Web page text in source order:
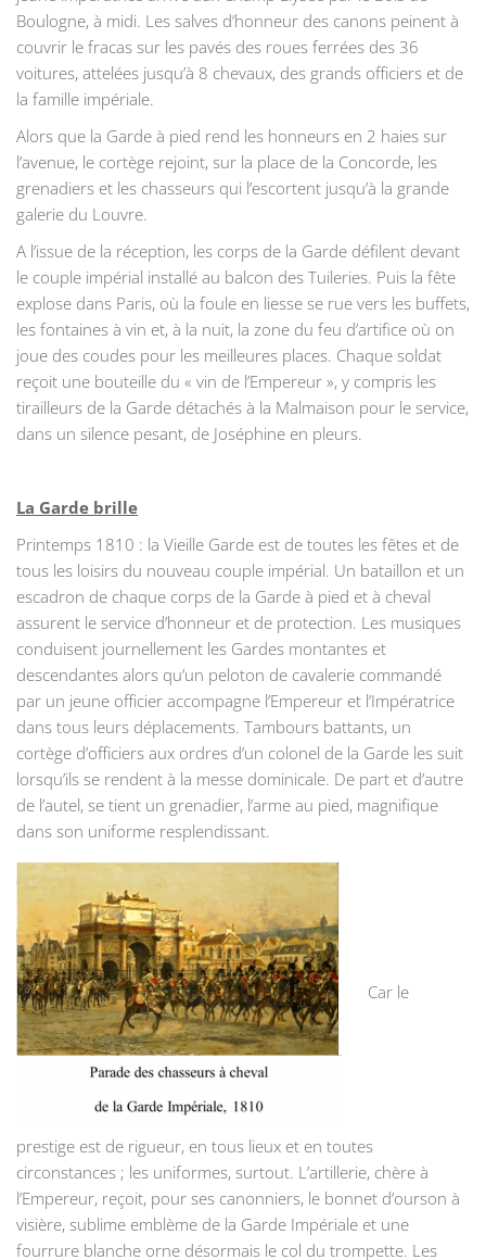
Boulogne, à midi. Les salves d’honneur des canons peinent à
couvrir le fracas sur les pavés des roues ferrées des 36
voitures, attelées jusqu’à 8 chevaux, des grands officiers et de
la famille impériale.
Alors que la Garde à pied rend les honneurs en 2 haies sur
l’avenue, le cortège rejoint, sur la place de la Concorde, les
grenadiers et les chasseurs qui l’escortent jusqu’à la grande
galerie du Louvre.
A l’issue de la réception, les corps de la Garde défilent devant
le couple impérial installé au balcon des Tuileries. Puis la fête
explose dans Paris, où la foule en liesse se rue vers les buffets,
les fontaines à vin et, à la nuit, la zone du feu d’artifice où on
joue des coudes pour les meilleures places. Chaque soldat
reçoit une bouteille du « vin de l’Empereur », y compris les
tirailleurs de la Garde détachés à la Malmaison pour le service,
dans un silence pesant, de Joséphine en pleurs.
La Garde brille
Printemps 1810 : la Vieille Garde est de toutes les fêtes et de
tous les loisirs du nouveau couple impérial. Un bataillon et un
escadron de chaque corps de la Garde à pied et à cheval
assurent le service d’honneur et de protection. Les musiques
conduisent journellement les Gardes montantes et
descendantes alors qu’un peloton de cavalerie commandé
par un jeune officier accompagne l’Empereur et l’Impératrice
dans tous leurs déplacements. Tambours battants, un
cortège d’officiers aux ordres d’un colonel de la Garde les suit
lorsqu’ils se rendent à la messe dominicale. De part et d’autre
de l’autel, se tient un grenadier, l’arme au pied, magnifique
dans son uniforme resplendissant.
Car le
prestige est de rigueur, en tous lieux et en toutes
circonstances ; les uniformes, surtout. L’artillerie, chère à
l’Empereur, reçoit, pour ses canonniers, le bonnet d’ourson à
visière, sublime emblème de la Garde Impériale et une
fourrure blanche orne désormais le col du trompette. Les